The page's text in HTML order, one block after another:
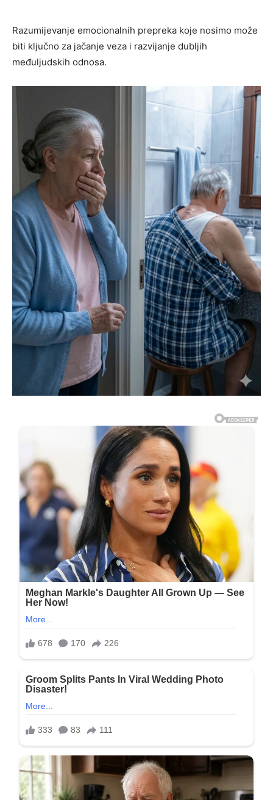
Razumijevanje emocionalnih prepreka koje nosimo može
biti ključno za jačanje veza i razvijanje dubljih
međuljudskih odnosa.